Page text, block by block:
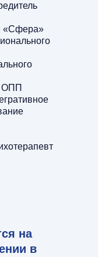
«Сфера»
ОПП
на
в